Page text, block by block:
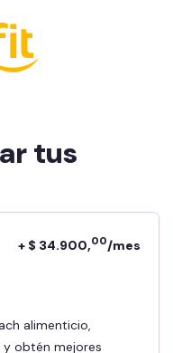
tus
+ $ 34.900,00/mes
obtén mejores